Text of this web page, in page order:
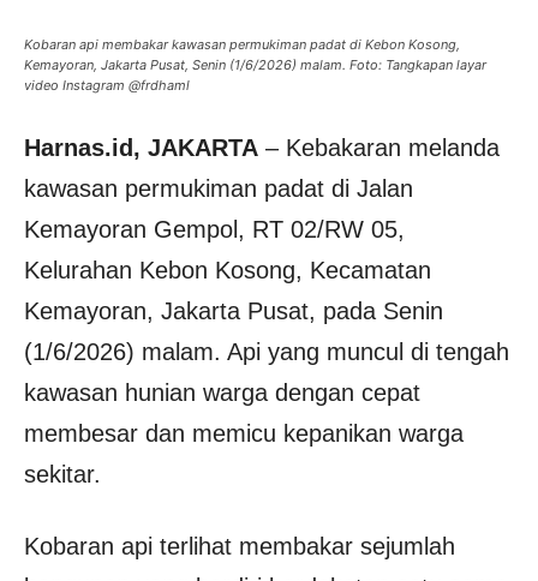
Kobaran api membakar kawasan permukiman padat di Kebon Kosong,
Kemayoran, Jakarta Pusat, Senin (1/6/2026) malam. Foto: Tangkapan layar
video Instagram @frdhaml
Harnas.id, JAKARTA – Kebakaran melanda
kawasan permukiman padat di Jalan
Kemayoran Gempol, RT 02/RW 05,
Kelurahan Kebon Kosong, Kecamatan
Kemayoran, Jakarta Pusat, pada Senin
(1/6/2026) malam. Api yang muncul di tengah
kawasan hunian warga dengan cepat
membesar dan memicu kepanikan warga
sekitar.
Kobaran api terlihat membakar sejumlah